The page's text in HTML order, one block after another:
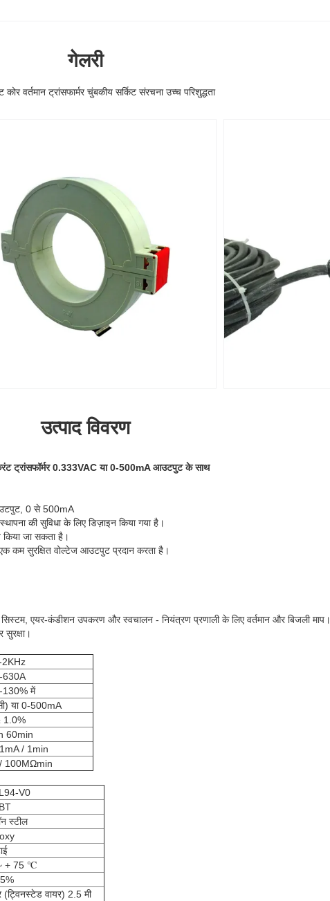
गेलरी
कोर वर्तमान ट्रांसफार्मर चुंबकीय सर्किट संरचना उच्च परिशुद्धता
उत्पाद विवरण
ट्रांसफॉर्मर 0.333VAC या 0-500mA आउटपुट के साथ
0 से 500mA
की सुविधा के लिए डिज़ाइन किया गया है।
किया जा सकता है।
कम सुरक्षित वोल्टेज आउटपुट प्रदान करता है।
सिस्टम, एयर-कंडीशन उपकरण और स्वचालन - नियंत्रण प्रणाली के लिए वर्तमान और बिजली माप।
सुरक्षा।
630A
130% में
या 0-500mA
1.0%
60min
/ 1min
100MΩmin
V0
स्टील
+ 75 ℃
वायर) 2.5 मी